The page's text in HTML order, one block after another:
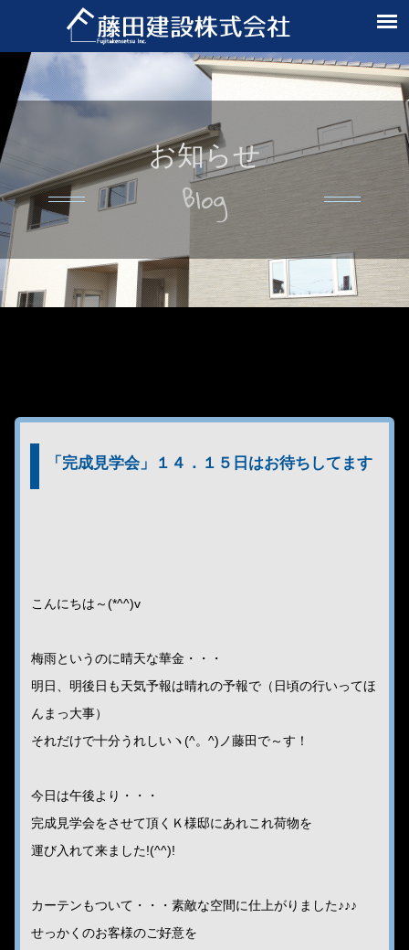
お知らせ
Blog
「完成見学会」１４．１５日はお待ちしてます
こんにちは～(*^^)v
梅雨というのに晴天な華金・・・
明日、明後日も天気予報は晴れの予報で（日頃の行いってほ
んまっ大事）
それだけで十分うれしいヽ(^。^)ノ藤田で～す！
今日は午後より・・・
完成見学会をさせて頂くＫ様邸にあれこれ荷物を
運び入れて来ました!(^^)!
カーテンもついて・・・素敵な空間に仕上がりました♪♪♪
せっかくのお客様のご好意を